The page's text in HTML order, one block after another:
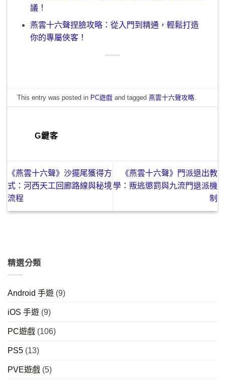
議！
燕雲十六聲捏臉攻略：從入門到精通，輕鬆打造
你的專屬俠客！
This entry was posted in PC遊戲 and tagged燕雲十六聲攻略
G鍵客
《燕雲十六聲》沙擺尾獲得方
式：河西天工回廊路線與秘境
流程
《燕雲十六聲》門派退出教
學：叛逃懲罰與九流門退派機
制
精選分類
Android 手遊 (9)
iOS 手遊 (9)
PC遊戲 (106)
PS5 (13)
PVE遊戲 (5)